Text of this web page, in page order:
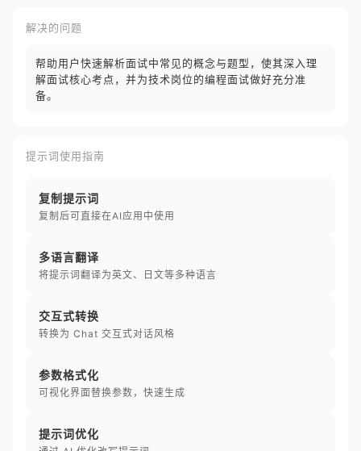
解决的问题
帮助用户快速解析面试中常见的概念与题型，使其深入理
解面试核心考点，并为技术岗位的编程面试做好充分准
备。
提示词使用指南
复制提示词
复制后可直接在AI应用中使用
多语言翻译
将提示词翻译为英文、日文等多种语言
交互式转换
转换为 Chat 交互式对话风格
参数格式化
可视化界面替换参数，快速生成
提示词优化